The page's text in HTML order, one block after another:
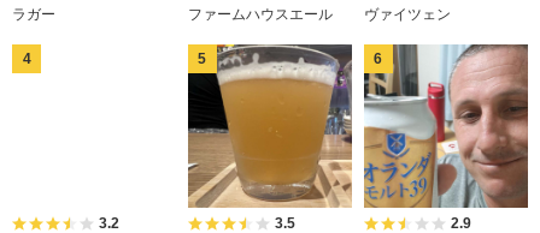
ラガー ファームハウスエール ヴァイツェン
3.2 3.5 2.9